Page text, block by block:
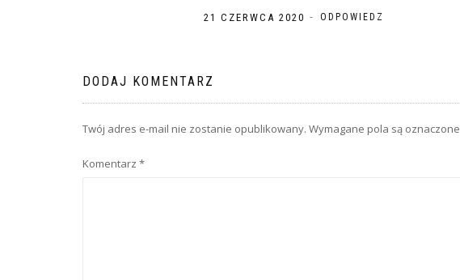
21 CZERWCA 2020 - ODPOWIEDZ
DODAJ KOMENTARZ
Twój adres e-mail nie zostanie opublikowany. Wymagane pola są oznaczone
Komentarz *